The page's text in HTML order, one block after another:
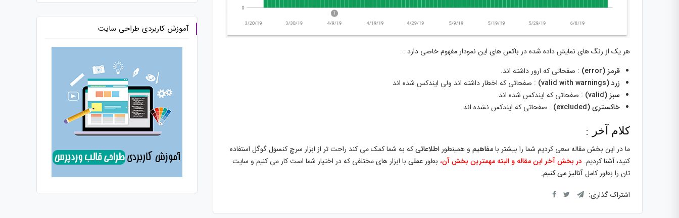
هر یک از رنگ های نمایش داده شده در باکس های این نمودار مفهوم خاصی دارد :
قرمز (error)
: صفحاتی که ارور داشته اند.
زرد (valid with warnings)
: صفحاتی که اخطار داشته اند ولی ایندکس شده اند
سبز (valid)
: صفحاتی که ایندکس شده اند.
خاکستری (excluded)
: صفحاتی که ایندکس نشده اند.
کلام آخر :
ما در این بخش مقاله سعی کردیم شما را بیشتر بامفاهیم و همینطور اطلاعاتیکه به شما کمک می کند راحت تر از ابزار سرچ کنسول گوگل استفاده
کنید، آشنا کردیم. در بخش آخر این مقاله و البته مهمترین بخش آن، بطور عملی با ابزار های مختلفی که در اختیار شما است کار می کنیم و سایت
تان را بطور کاملآنالیز می کنیم.
اشتراک گذاری:
آموزش کاربردی طراحی سایت